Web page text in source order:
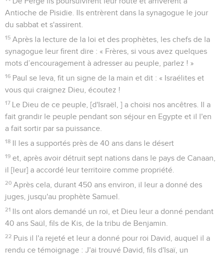
Antioche de Pisidie. Ils entrèrent dans la synagogue le jour
du sabbat et s'assirent.
15 Après la lecture de la loi et des prophètes, les chefs de la
synagogue leur firent dire : « Frères, si vous avez quelques
mots d’encouragement à adresser au peuple, parlez ! »
16 Paul se leva, fit un signe de la main et dit : « Israélites et
vous qui craignez Dieu, écoutez !
17 Le Dieu de ce peuple, [d'Israël, ] a choisi nos ancêtres. Il a
fait grandir le peuple pendant son séjour en Egypte et il l'en
a fait sortir par sa puissance.
18 Il les a supportés près de 40 ans dans le désert
19 et, après avoir détruit sept nations dans le pays de Canaan,
il [leur] a accordé leur territoire comme propriété.
20 Après cela, durant 450 ans environ, il leur a donné des
juges, jusqu'au prophète Samuel.
21 Ils ont alors demandé un roi, et Dieu leur a donné pendant
40 ans Saül, fils de Kis, de la tribu de Benjamin.
22 Puis il l'a rejeté et leur a donné pour roi David, auquel il a
rendu ce témoignage : J'ai trouvé David, fils d'Isaï, un